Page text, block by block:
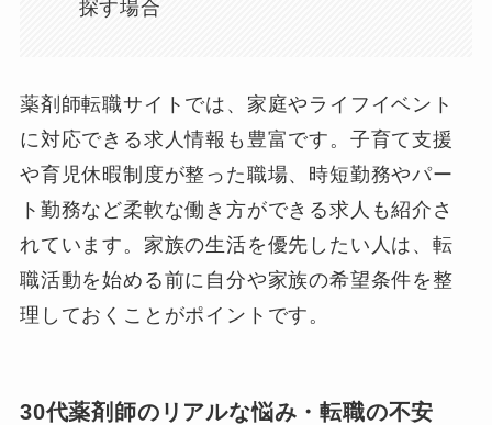
探す場合
薬剤師転職サイトでは、家庭やライフイベント
に対応できる求人情報も豊富です。子育て支援
や育児休暇制度が整った職場、時短勤務やパー
ト勤務など柔軟な働き方ができる求人も紹介さ
れています。家族の生活を優先したい人は、転
職活動を始める前に自分や家族の希望条件を整
理しておくことがポイントです。
30代薬剤師のリアルな悩み・転職の不安